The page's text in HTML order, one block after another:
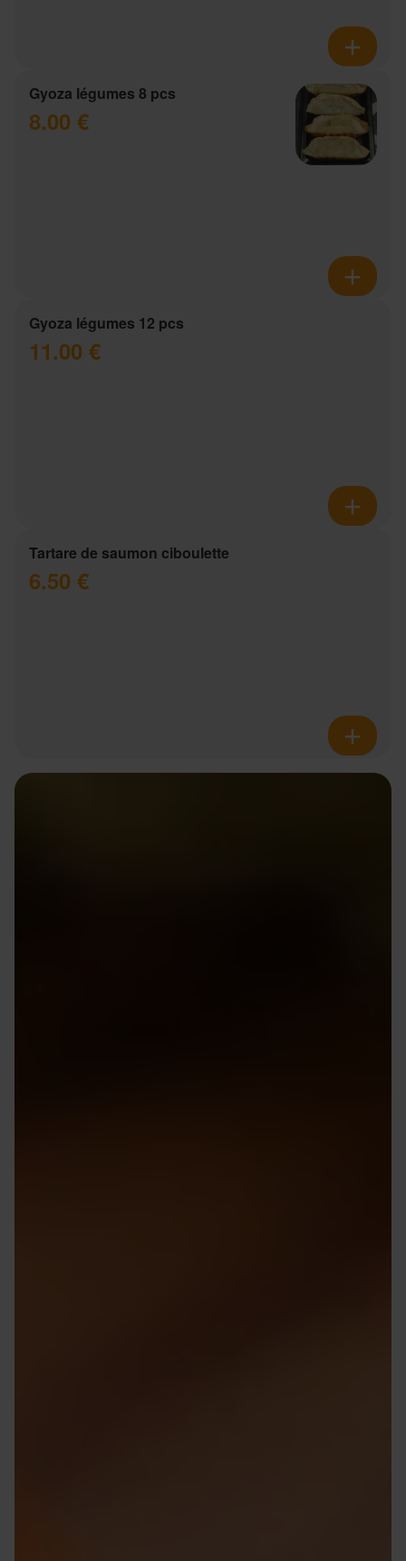
Gyoza légumes 8 pcs
8.00 €
Gyoza légumes 12 pcs
11.00 €
Tartare de saumon ciboulette
6.50 €